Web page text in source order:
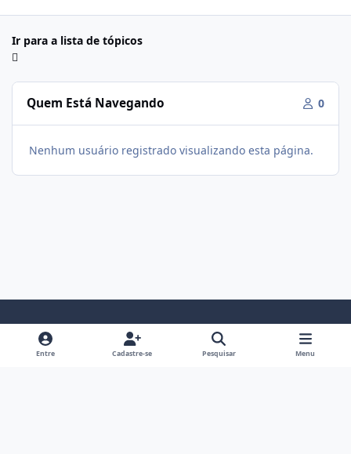
Ir para a lista de tópicos
Quem Está Navegando 0
Nenhum usuário registrado visualizando esta página.
Modo ClaroModo EscuroPreferência do Sistema
i
Entre Cadastre-se Pesquisar Menu